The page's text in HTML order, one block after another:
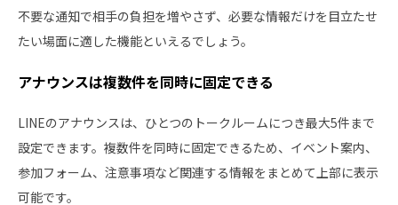
不要な通知で相手の負担を増やさず、必要な情報だけを目立たせ
たい場面に適した機能といえるでしょう。
アナウンスは複数件を同時に固定できる
LINEのアナウンスは、ひとつのトークルームにつき最大5件まで
設定できます。複数件を同時に固定できるため、イベント案内、
参加フォーム、注意事項など関連する情報をまとめて上部に表示
可能です。